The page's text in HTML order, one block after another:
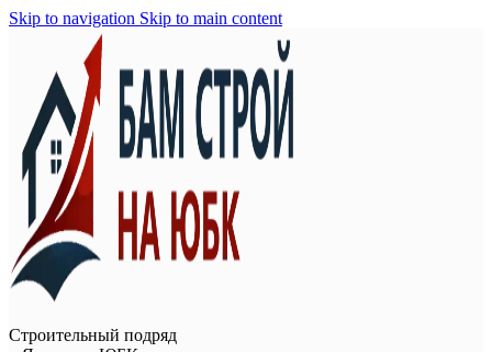
Skip to navigation Skip to main content
Строительный подряд